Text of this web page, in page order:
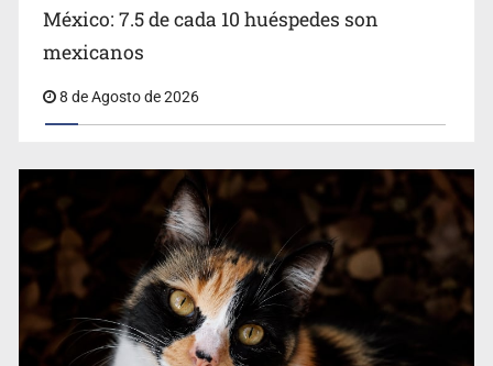
Belinda se corona como la más bella de 2026 en People
México: 7.5 de cada 10 huéspedes son
mexicanos
8 de Agosto de 2026